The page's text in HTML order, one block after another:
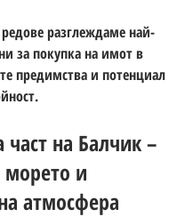
разглеждаме най-
за покупка на имот в
предимства и потенциал
част на Балчик –
и
атмосфера